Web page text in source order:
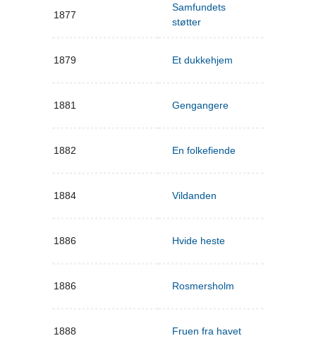
1877
Samfundets
støtter
1879 Et dukkehjem
1881 Gengangere
1882 En folkefiende
1884 Vildanden
1886 Hvide heste
1886 Rosmersholm
1888 Fruen fra havet